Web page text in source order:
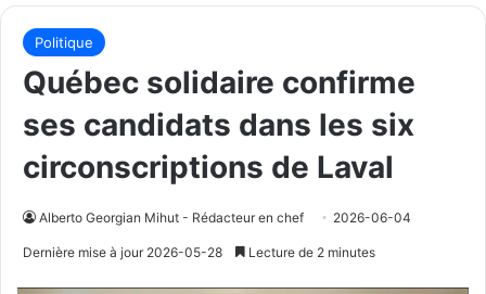
Politique
Québec solidaire confirme
ses candidats dans les six
circonscriptions de Laval
Alberto Georgian Mihut - Rédacteur en chef 2026-06-04
Dernière mise à jour 2026-05-28 Lecture de 2 minutes